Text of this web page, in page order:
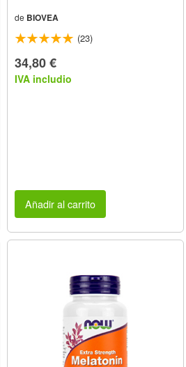
de BIOVEA
(23)
34,80 €
IVA includio
Añadir al carrito